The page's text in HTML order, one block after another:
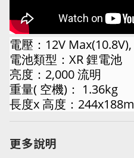
電壓：12V
電池類型：XR 鋰電池
亮度：2,000 流明
重量( 空機)： 1.36kg
長度x 高度：
更多說明